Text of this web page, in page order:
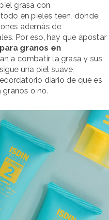
grasa con
en pieles teen, donde
además de
Por eso, hay que apostar
granos en
a combatir la grasa y sus
una piel suave,
diario de que es
o no.